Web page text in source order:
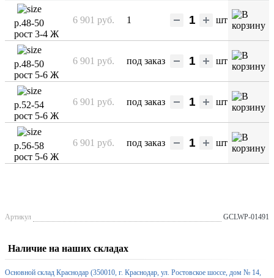
р.48-50
рост 3-4 Ж
6 901 руб. 1 шт
р.48-50
рост 5-6 Ж
6 901 руб. под заказ шт
р.52-54
рост 5-6 Ж
6 901 руб. под заказ шт
р.56-58
рост 5-6 Ж
6 901 руб. под заказ шт
Артикул GCLWP-01491
Наличие на наших складах
Основной склад Краснодар (350010, г. Краснодар, ул. Ростовское шоссе, дом № 14,